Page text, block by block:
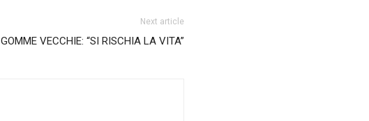
Next article
GOMME VECCHIE: “SI RISCHIA LA VITA”